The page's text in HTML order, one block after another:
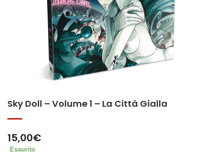
Sky Doll – Volume 1 – La Città Gialla
15,00€
Esaurito